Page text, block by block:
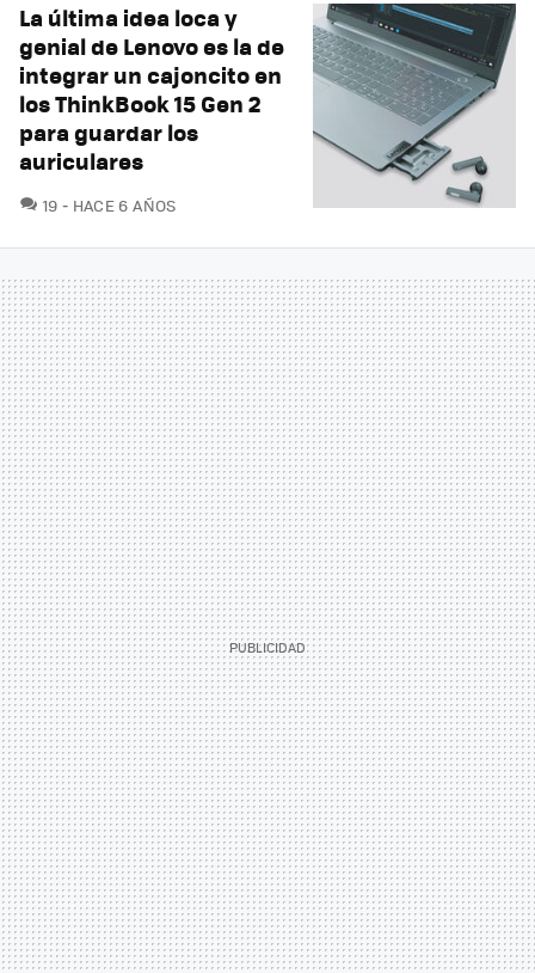
La última idea loca y
genial de Lenovo es la de
integrar un cajoncito en
los ThinkBook 15 Gen 2
para guardar los
auriculares
19 COMENTARIOS
HACE 6 AÑOS